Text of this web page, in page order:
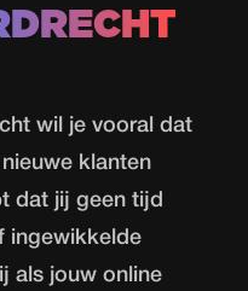
wil je vooral dat
klanten
dat jij geen tijd
ingewikkelde
als jouw online